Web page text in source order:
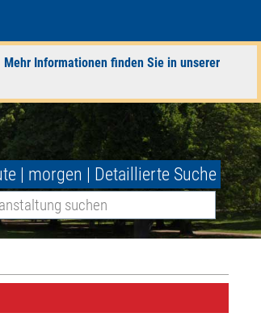
Informationen finden Sie in unserer
| morgen | Detaillierte Suche